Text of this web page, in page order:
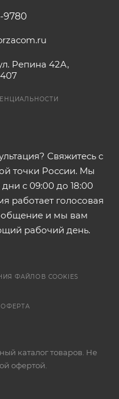
9780
Репина 42А,
Свяжитесь с
точки России. Мы
с 09:00 до 18:00
работает голосовая
и мы вам
рабочий день.
ФАЙЛОВ COOKIES
каталог товаров. Не
офертой.